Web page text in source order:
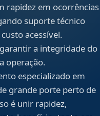
rapidez em ocorrências
suporte técnico
acessível.
a integridade do
operação.
especializado em
grande porte perto de
é unir rapidez,